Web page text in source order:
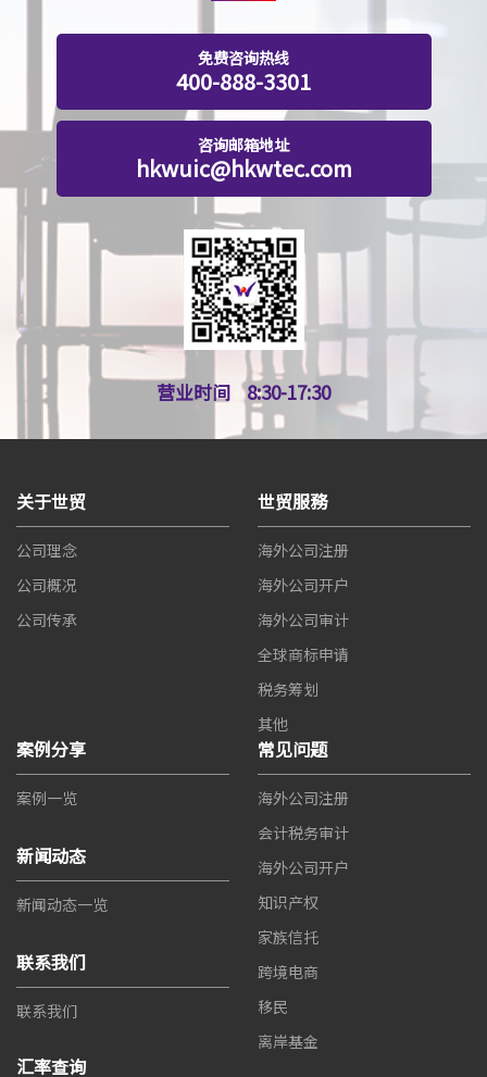
免费咨询热线
400-888-3301
咨询邮箱地址
hkwuic@hkwtec.com
营业时间 8:30-17:30
关于世贸
公司理念
公司概况
公司传承
世贸服務
海外公司注册
海外公司开户
海外公司审计
全球商标申请
税务筹划
其他
案例分享
案例一览
新闻动态
新闻动态一览
联系我们
联系我们
常见问题
海外公司注册
会计税务审计
海外公司开户
知识产权
家族信托
跨境电商
移民
离岸基金
汇率查询